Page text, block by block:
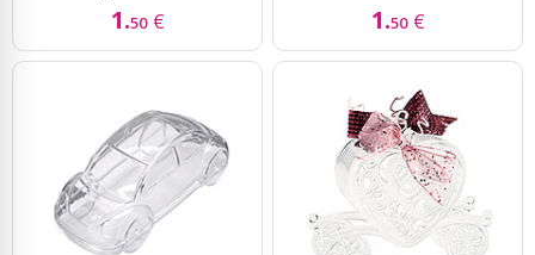
1.50 € 1.50 €